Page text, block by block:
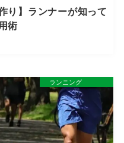
り】ランナーが知って
術
ランニング